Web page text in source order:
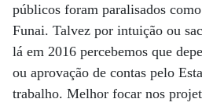
públicos foram paralisados
Funai. Talvez por intuição ou
lá em 2016 percebemos que
ou aprovação de contas pelo
trabalho. Melhor focar nos